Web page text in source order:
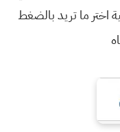
اختر ما تريد بالضغط